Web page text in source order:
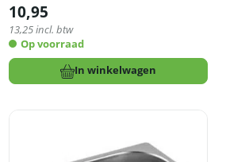
10,95
13,25incl. btw
Op voorraad
In winkelwagen